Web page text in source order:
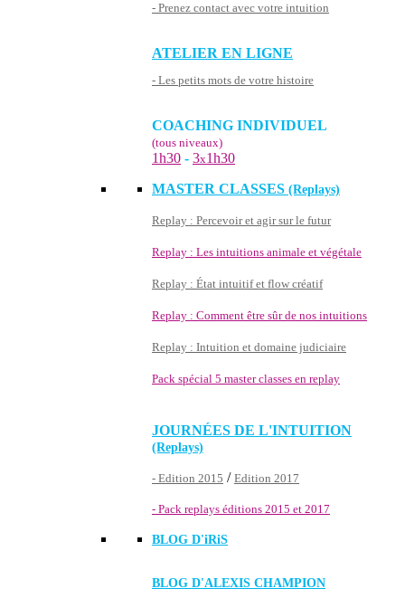
- Prenez contact avec votre intuition
ATELIER EN LIGNE
- Les petits mots de votre histoire
COACHING INDIVIDUEL
(tous niveaux)
1h30 - 3x1h30
MASTER CLASSES (Replays)
Replay : Percevoir et agir sur le futur
Replay : Les intuitions animale et végétale
Replay : État intuitif et flow créatif
Replay : Comment être sûr de nos intuitions
Replay : Intuition et domaine judiciaire
Pack spécial 5 master classes en replay
JOURNÉES DE L'INTUITION
(Replays)
- Edition 2015 / Edition 2017
- Pack replays éditions 2015 et 2017
BLOG D'iRiS
BLOG D'ALEXIS CHAMPION